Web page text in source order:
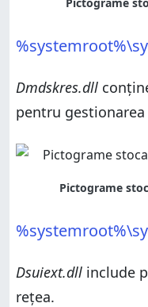
Dmdskres.dll
pentru
Dsuiext.dll include
reţea.